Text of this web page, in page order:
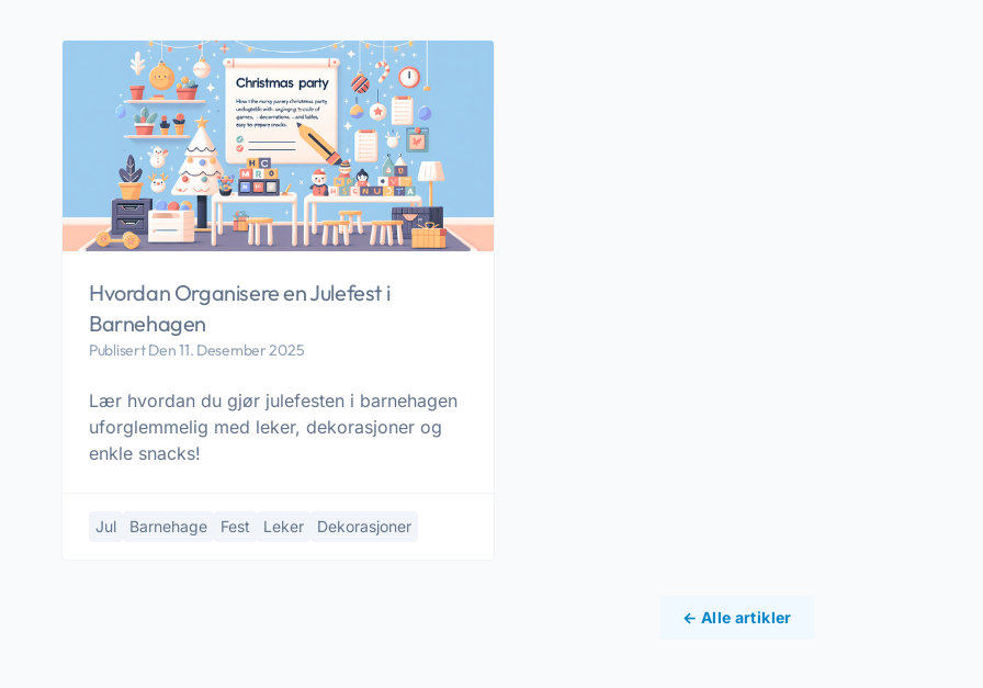
Hvordan Organisere en Julefest i
Barnehagen
Publisert Den 11. Desember 2025
Lær hvordan du gjør julefesten i barnehagen
uforglemmelig med leker, dekorasjoner og
enkle snacks!
Jul Barnehage Fest Leker Dekorasjoner
← Alle artikler